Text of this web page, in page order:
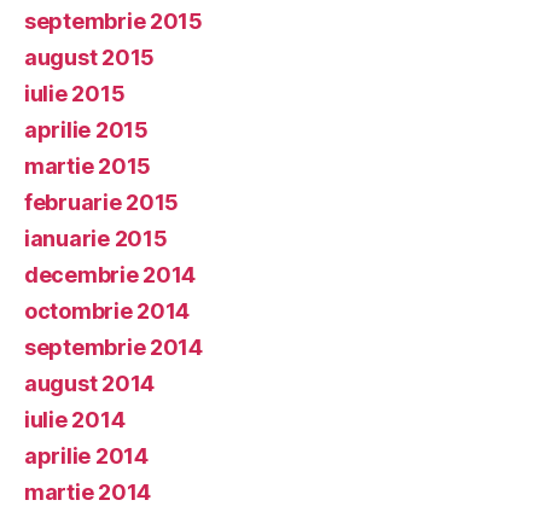
septembrie 2015
august 2015
iulie 2015
aprilie 2015
martie 2015
februarie 2015
ianuarie 2015
decembrie 2014
octombrie 2014
septembrie 2014
august 2014
iulie 2014
aprilie 2014
martie 2014